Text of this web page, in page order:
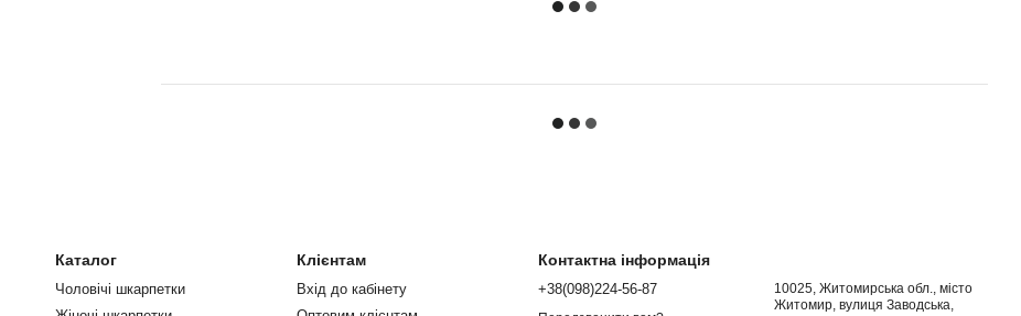
Каталог
Чоловічі шкарпетки
Клієнтам
Вхід до кабінету
Контактна інформація
+38(098)224-56-87
10025, Житомирська обл., місто
Житомир, вулиця Заводська,